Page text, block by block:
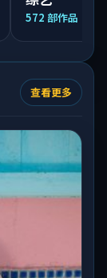
572 部作品
查看更多